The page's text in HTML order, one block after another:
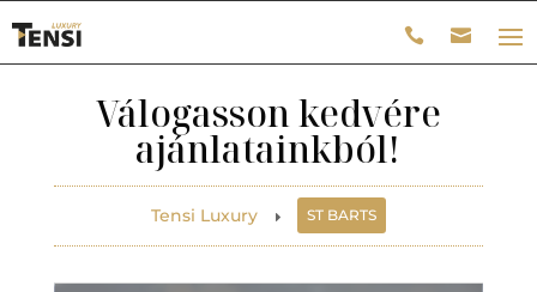
Válogasson kedvére
ajánlatainkból!
Tensi Luxury E ST BARTS